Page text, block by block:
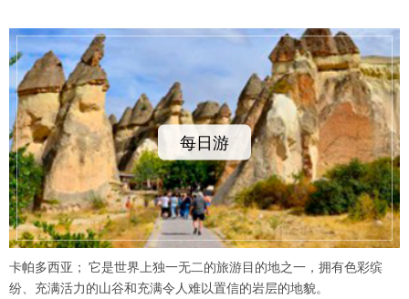
每日游
卡帕多西亚； 它是世界上独一无二的旅游目的地之一，拥有色彩缤
纷、充满活力的山谷和充满令人难以置信的岩层的地貌。